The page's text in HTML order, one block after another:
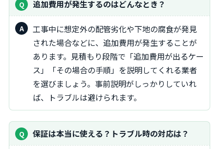
追加費用が発生するのはどんなとき？
工事中に想定外の配管劣化や下地の腐食が発見
された場合などに、追加費用が発生することが
あります。見積もり段階で「追加費用が出るケー
ス」「その場合の手順」を説明してくれる業者
を選びましょう。事前説明がしっかりしていれ
ば、トラブルは避けられます。
保証は本当に使える？トラブル時の対応は？